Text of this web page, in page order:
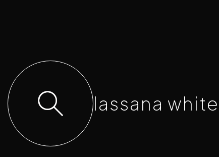
lassana white